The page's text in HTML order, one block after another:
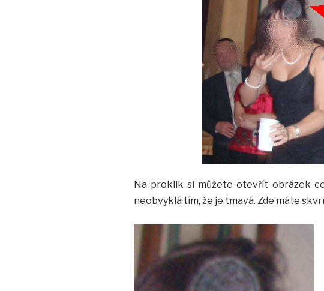
Na proklik si můžete otevřít obrázek
neobvyklá tím, že je tmavá. Zde máte